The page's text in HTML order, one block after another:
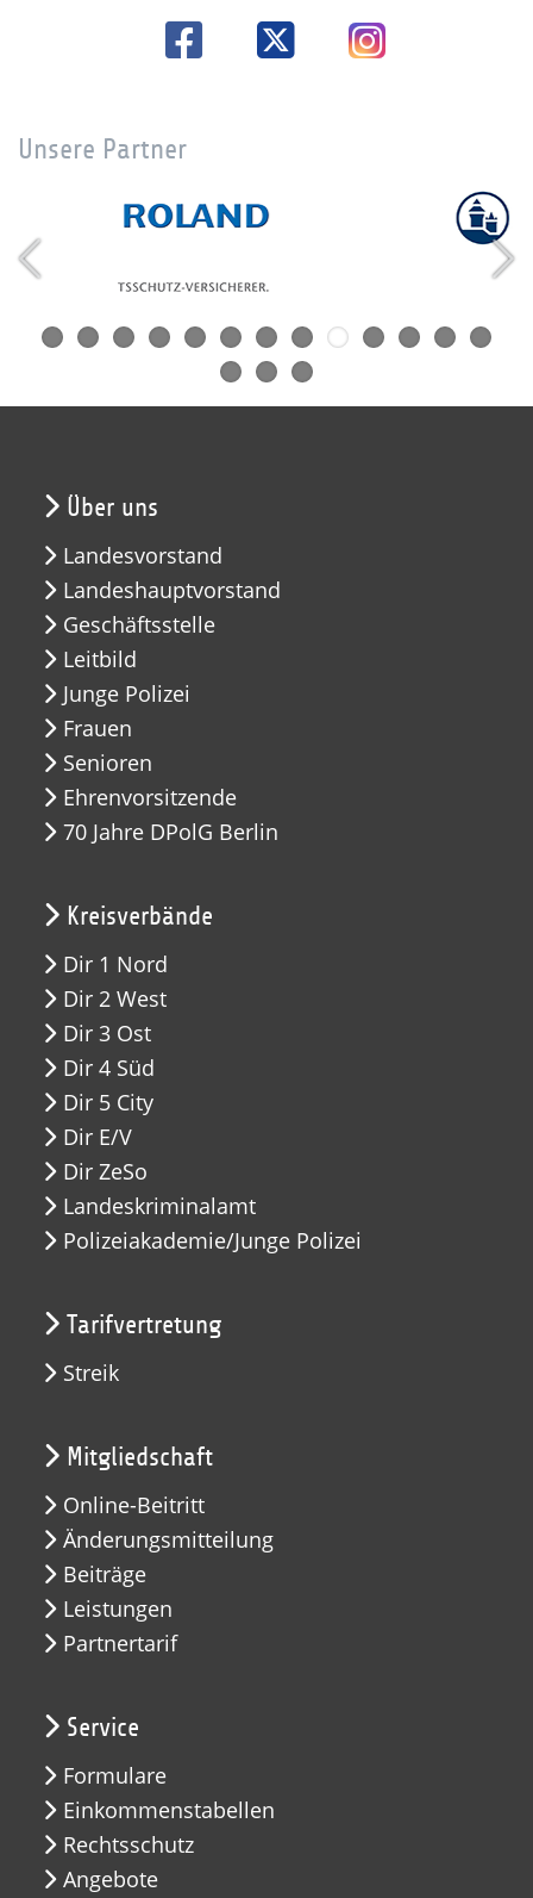
Unsere Partner
Über uns
Landesvorstand
Landeshauptvorstand
Geschäftsstelle
Leitbild
Junge Polizei
Frauen
Senioren
Ehrenvorsitzende
70 Jahre DPolG Berlin
Kreisverbände
Dir 1 Nord
Dir 2 West
Dir 3 Ost
Dir 4 Süd
Dir 5 City
Dir E/V
Dir ZeSo
Landeskriminalamt
Polizeiakademie/Junge Polizei
Tarifvertretung
Streik
Mitgliedschaft
Online-Beitritt
Änderungsmitteilung
Beiträge
Leistungen
Partnertarif
Service
Formulare
Einkommenstabellen
Rechtsschutz
Angebote